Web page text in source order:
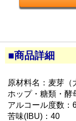
■商品詳細
原材料名：麦芽（
ホップ・糖類・酵
アルコール度数：
苦味(IBU)：40